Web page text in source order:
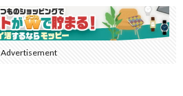
Advertisement